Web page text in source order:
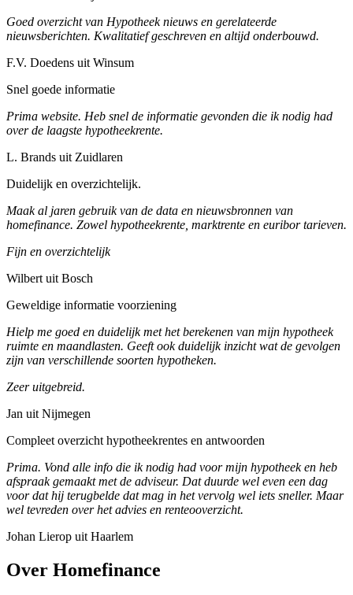
Goed overzicht van Hypotheek nieuws en gerelateerde
nieuwsberichten. Kwalitatief geschreven en altijd onderbouwd.
F.V. Doedens uit Winsum
Snel goede informatie
Prima website. Heb snel de informatie gevonden die ik nodig had
over de laagste hypotheekrente.
L. Brands uit Zuidlaren
Duidelijk en overzichtelijk.
Maak al jaren gebruik van de data en nieuwsbronnen van
homefinance. Zowel hypotheekrente, marktrente en euribor tarieven.
Fijn en overzichtelijk
Wilbert uit Bosch
Geweldige informatie voorziening
Hielp me goed en duidelijk met het berekenen van mijn hypotheek
ruimte en maandlasten. Geeft ook duidelijk inzicht wat de gevolgen
zijn van verschillende soorten hypotheken.
Zeer uitgebreid.
Jan uit Nijmegen
Compleet overzicht hypotheekrentes en antwoorden
Prima. Vond alle info die ik nodig had voor mijn hypotheek en heb
afspraak gemaakt met de adviseur. Dat duurde wel even een dag
voor dat hij terugbelde dat mag in het vervolg wel iets sneller. Maar
wel tevreden over het advies en renteooverzicht.
Johan Lierop uit Haarlem
Over Homefinance